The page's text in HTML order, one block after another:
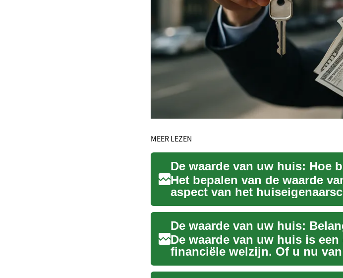
MEER LEZEN
De waarde van uw huis: Hoe
Het bepalen van de waarde
aspect van het
verkop...
De waarde van uw huis is
financiële welzijn. Of u nu
herfina...